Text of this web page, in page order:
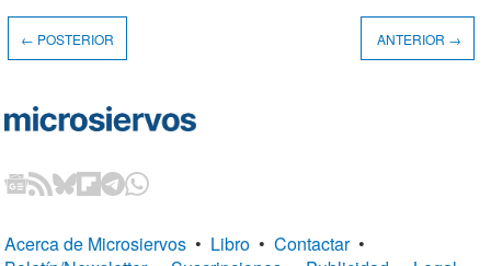
← POSTERIOR ANTERIOR →
Acerca de Microsiervos • Libro • Contactar •